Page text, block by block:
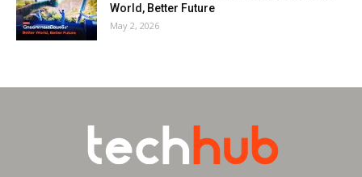
World, Better Future
May 2, 2026